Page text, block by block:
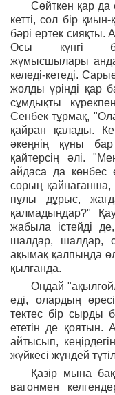
Сөйткен қар да
кетті, сол бір
бәрі ертек сияқты.
Осы күнгі
жүмысшылары
келеді-кетеді.
жолды үрінді қар
сұмдықты
Сенбек тұрмақ,
қайран қалады.
әкеңнің құны
қайтерсің әлі.
айдаса да көнбес
сорың қайнағанша,
пұлы дұрыс,
қалмадыңдар?"
жабыла істейді
шалдар, шалдар,
ақымақ қалпыңда
қылғанда.
Ондай
еді, олардың
тектес бір сырды
ететін де қоятын.
айтысып,
жүйкесі жүндей
Қазір мына
вагонмен